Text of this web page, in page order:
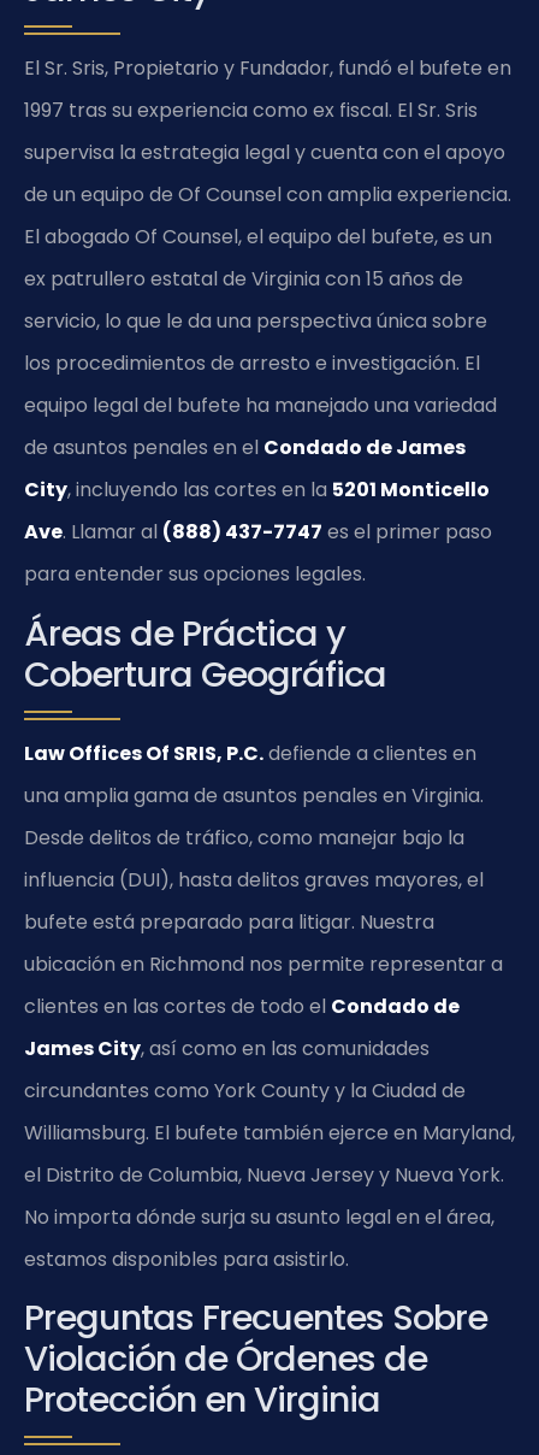
El Sr. Sris, Propietario y Fundador, fundó el bufete en
1997 tras su experiencia como ex fiscal. El Sr. Sris
supervisa la estrategia legal y cuenta con el apoyo
de un equipo de Of Counsel con amplia experiencia.
El abogado Of Counsel, el equipo del bufete, es un
ex patrullero estatal de Virginia con 15 años de
servicio, lo que le da una perspectiva única sobre
los procedimientos de arresto e investigación. El
equipo legal del bufete ha manejado una variedad
de asuntos penales en el Condado de James
City, incluyendo las cortes en la 5201 Monticello
Ave. Llamar al (888) 437-7747 es el primer paso
para entender sus opciones legales.
Áreas de Práctica y
Cobertura Geográfica
Law Offices Of SRIS, P.C.defiende a clientes en
una amplia gama de asuntos penales en Virginia.
Desde delitos de tráfico, como manejar bajo la
influencia (DUI), hasta delitos graves mayores, el
bufete está preparado para litigar. Nuestra
ubicación en Richmond nos permite representar a
clientes en las cortes de todo el Condado de
James City, así como en las comunidades
circundantes como York County y la Ciudad de
Williamsburg. El bufete también ejerce en Maryland,
el Distrito de Columbia, Nueva Jersey y Nueva York.
No importa dónde surja su asunto legal en el área,
estamos disponibles para asistirlo.
Preguntas Frecuentes Sobre
Violación de Órdenes de
Protección en Virginia